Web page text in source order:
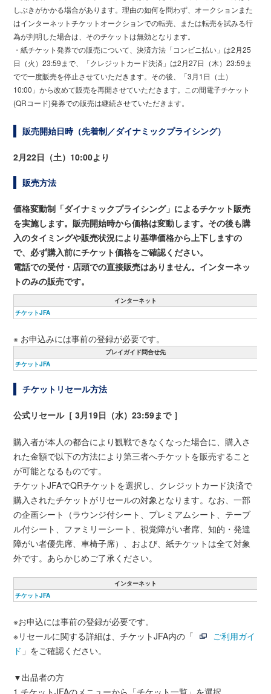
しぶきがかかる場合があります。理由の如何を問わず、オークションまた
はインターネットチケットオークションでの転売、または転売を試みる行
為が判明した場合は、そのチケットは無効となります。
・紙チケット発券での販売について、決済方法「コンビニ払い」は2月25
日（火）23:59まで、「クレジットカード決済」は2月27日（木）23:59ま
でで一度販売を停止させていただきます。その後、「3月1日（土）
10:00」から改めて販売を再開させていただきます。この間電子チケット
(QRコード)発券での販売は継続させていただきます。
販売開始日時（先着制／ダイナミックプライシング）
2月22日（土）10:00より
販売方法
価格変動制「ダイナミックプライシング」によるチケット販売
を実施します。販売開始時から価格は変動します。その後も購
入のタイミングや販売状況により基準価格から上下しますの
で、必ず購入前にチケット価格をご確認ください。
電話での受付・店頭での直接販売はありません。インターネッ
トのみの販売です。
インターネット
チケットJFA
※ お申込みには事前の登録が必要です。
プレイガイド問合せ先
チケットJFA
チケットリセール方法
公式リセール［ 3月19日（水）23:59まで ］
購入者が本人の都合により観戦できなくなった場合に、購入さ
れた金額で以下の方法により第三者へチケットを販売すること
が可能となるものです。
チケットJFAでQRチケットを選択し、クレジットカード決済で
購入されたチケットがリセールの対象となります。なお、一部
の企画シート（ラウンジ付シート、プレミアムシート、テーブ
ル付シート、ファミリーシート、視覚障がい者席、知的・発達
障がい者優先席、車椅子席）、および、紙チケットは全て対象
外です。あらかじめご了承ください。
インターネット
チケットJFA
※お申込には事前の登録が必要です。
※リセールに関する詳細は、チケットJFA内の「
ご利用ガイ
ド 」をご確認ください。
▼出品者の方
1.チケットJFAのメニューから「チケット一覧」を選択